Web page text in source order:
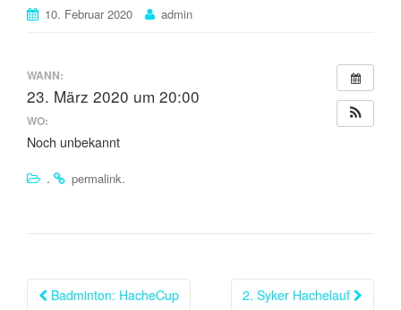
10. Februar 2020 admin
WANN:
23. März 2020 um 20:00
WO:
Noch unbekannt
.
permalink.
Beitragsnavigation
Badminton: HacheCup 2. Syker Hachelauf